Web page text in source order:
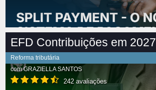
EFD Contribuições em 2027
Reforma tributária
comGRAZIELLA SANTOS
242 avaliações